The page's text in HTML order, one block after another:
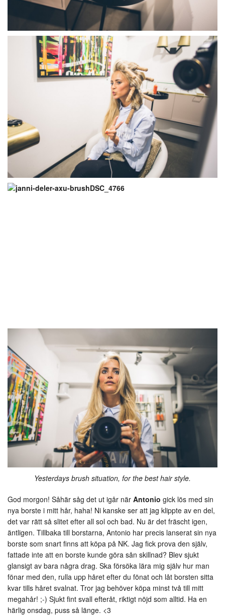
Yesterdays brush situation, for the best hair style.
God morgon! Såhär såg det ut igår när Antonio gick lös med sin
nya borste i mitt hår, haha! Ni kanske ser att jag klippte av en del,
det var rätt så slitet efter all sol och bad. Nu är det fräscht igen,
äntligen. Tillbaka till borstarna, Antonio har precis lanserat sin nya
borste som snart finns att köpa på NK. Jag fick prova den själv,
fattade inte att en borste kunde göra sån skillnad? Blev sjukt
glansigt av bara några drag. Ska försöka lära mig själv hur man
fönar med den, rulla upp håret efter du fönat och låt borsten sitta
kvar tills håret svalnat. Tror jag behöver köpa minst två till mitt
megahår! ;-) Sjukt fint svall efteråt, riktigt nöjd som alltid. Ha en
härlig onsdag, puss så länge. <3